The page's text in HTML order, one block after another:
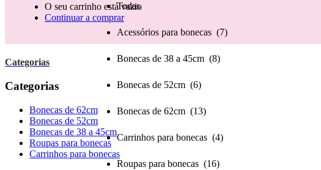
Todas
Acessórios para bonecas (7)
Bonecas de 38 a 45cm (8)
Bonecas de 52cm (6)
Bonecas de 62cm (13)
Carrinhos para bonecas (4)
Roupas para bonecas (16)
O seu carrinho está vazio
Continuar a comprar
Categorias
Categorias
Bonecas de 62cm
Bonecas de 52cm
Bonecas de 38 a 45cm
Roupas para bonecas
Carrinhos para bonecas